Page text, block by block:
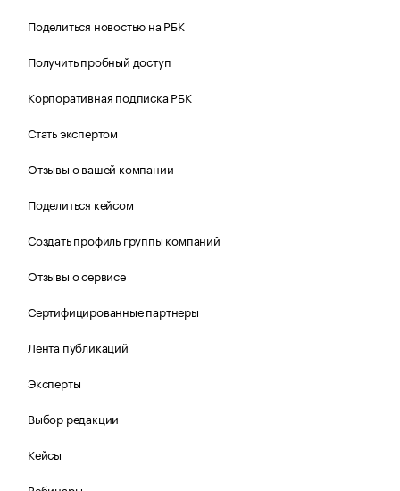
Поделиться новостью на РБК
Получить пробный доступ
Корпоративная подписка РБК
Стать экспертом
Отзывы о вашей компании
Поделиться кейсом
Создать профиль группы компаний
Отзывы о сервисе
Сертифицированные партнеры
Лента публикаций
Эксперты
Выбор редакции
Кейсы